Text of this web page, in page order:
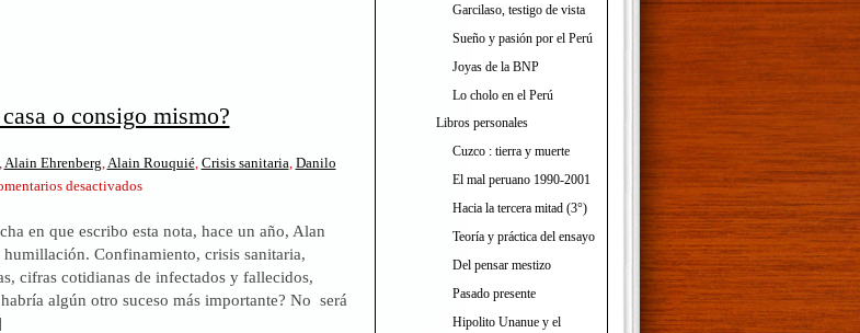
o consigo mismo?
Alain Ehrenberg Alain Rouquié, Crisis sanitaria Danilo
desactivadosen
19.
¿Quedarse
en
casa
en que escribo esta nota, hace un año, Alan
Confinamiento, crisis sanitaria,
cifras cotidianas de infectados y fallecidos,
algún otro suceso más importante? No será
Garcilaso, testigo de vista
Sueño y pasión por el Perú
Joyas de la BNP
Lo cholo en el Perú
Libros personales
Cuzco : tierra y muerte
El mal peruano 1990-2001
Hacia la tercera mitad (3°)
Teoría y práctica del ensayo
Del pensar mestizo
Pasado presente
Hipolito Unanue y el